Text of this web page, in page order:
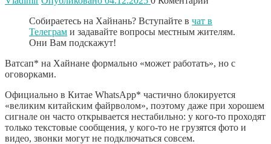
Собираетесь на Хайнань? Вступайте в чат в
Телеграм и задавайте вопросы местным жителям.
Они Вам подскажут!
Ватсап* на Хайнане формально «может работать», но с
оговорками.
Официально в Китае WhatsApp* частично блокируется
«великим китайским файрволом», поэтому даже при хорошем
сигнале он часто открывается нестабильно: у кого-то проходят
только текстовые сообщения, у кого-то не грузятся фото и
видео, звонки могут не подключаться совсем.